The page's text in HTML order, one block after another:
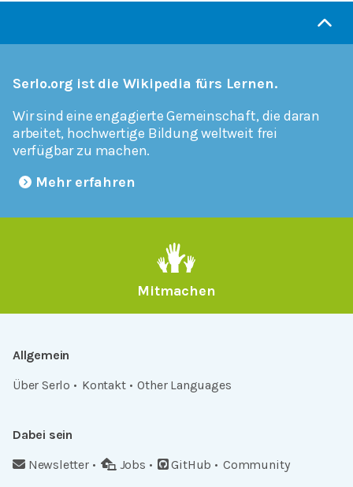
Serlo.org ist die Wikipedia fürs Lernen.
Wir sind eine engagierte Gemeinschaft, die daran
arbeitet, hochwertige Bildung weltweit frei
verfügbar zu machen.
Mehr erfahren
Mitmachen
Allgemein
Über Serlo
Kontakt Other Languages
Dabei sein
Newsletter
Jobs GitHub Community